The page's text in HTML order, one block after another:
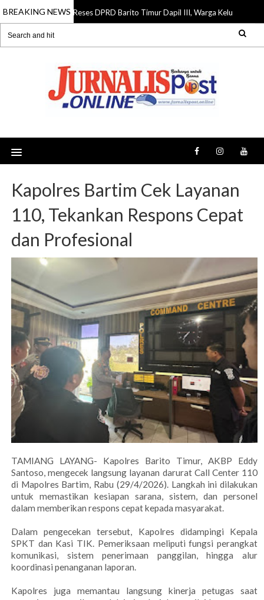
BREAKING NEWS
07 Aug 2026 Reses DPRD Barito Timur Dapil III, Warga Keluhkan
Kapolres Bartim Cek Layanan
110, Tekankan Respons Cepat
dan Profesional
TAMIANG LAYANG- Kapolres Barito Timur, AKBP Eddy
Santoso, mengecek langsung layanan darurat Call Center 110
di Mapolres Bartim, Rabu (29/4/2026). Langkah ini dilakukan
untuk memastikan kesiapan sarana, sistem, dan personel
dalam memberikan respons cepat kepada masyarakat.
Dalam pengecekan tersebut, Kapolres didampingi Kepala
SPKT dan Kasi TIK. Pemeriksaan meliputi fungsi perangkat
komunikasi, sistem penerimaan panggilan, hingga alur
koordinasi penanganan laporan.
Kapolres juga memantau langsung kinerja petugas saat